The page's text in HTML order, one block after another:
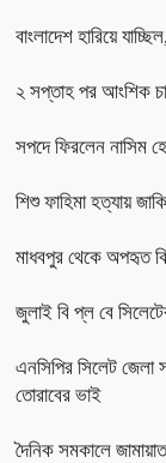
বাংলাদেশ হারিয়ে
২ সপ্তাহ পর আংশিক
সপদে ফিরলেন নাসিম
শিশু ফাহিমা হত্যায়
মাধবপুর থেকে অপহৃত
জুলাই বি প্ল বে
এনসিপির সিলেট জেলা
তোরাবের ভাই
দৈনিক সমকালে